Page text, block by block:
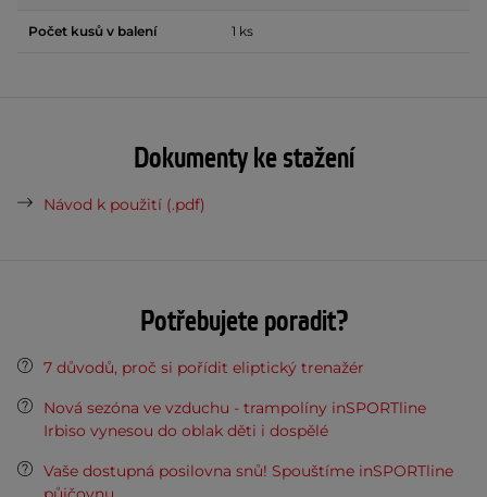
Počet kusů v balení 1 ks
Dokumenty ke stažení
Návod k použití (.pdf)
Potřebujete poradit?
7 důvodů, proč si pořídit eliptický trenažér
Nová sezóna ve vzduchu - trampolíny inSPORTline
Irbiso vynesou do oblak děti i dospělé
Vaše dostupná posilovna snů! Spouštíme inSPORTline